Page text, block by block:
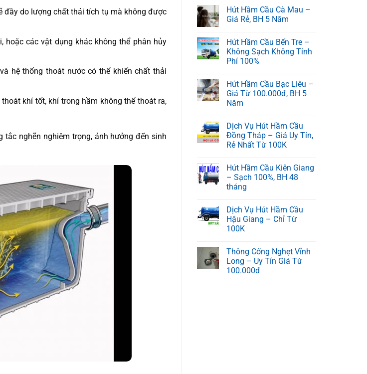
đầy do lượng chất thải tích tụ mà không được
hoặc các vật dụng khác không thể phân hủy
hệ thống thoát nước có thể khiến chất thải
khí tốt, khí trong hầm không thể thoát ra,
nghẽn nghiêm trọng, ảnh hưởng đến sinh
Hút Hầm Cầu Cà Mau –
Giá Rẻ, BH 5 Năm
Hút Hầm Cầu Bến Tre –
Không Sạch Không Tính
Phí 100%
Hút Hầm Cầu Bạc Liêu –
Giá Từ 100.000đ, BH 5
Năm
Dịch Vụ Hút Hầm Cầu
Đồng Tháp – Giá Uy Tín,
Rẻ Nhất Từ 100K
Hút Hầm Cầu Kiên Giang
– Sạch 100%, BH 48
tháng
Dịch Vụ Hút Hầm Cầu
Hậu Giang – Chỉ Từ
100K
Thông Cống Nghẹt Vĩnh
Long – Uy Tín Giá Từ
100.000đ